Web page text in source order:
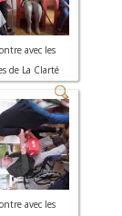
avec les
de La Clarté
avec les